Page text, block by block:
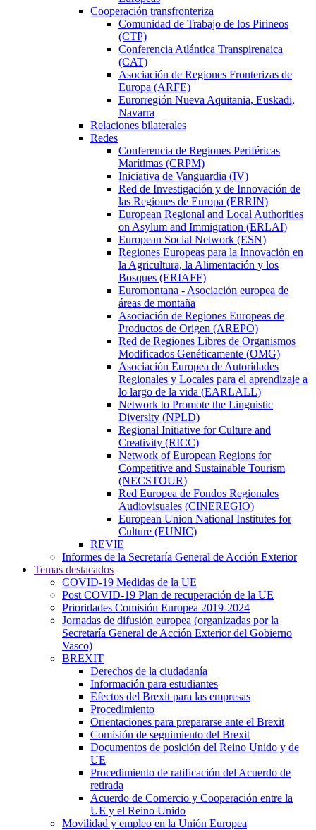
Cooperación transfronteriza
Comunidad de Trabajo de los Pirineos
(CTP)
Conferencia Atlántica Transpirenaica
(CAT)
Asociación de Regiones Fronterizas de
Europa (ARFE)
Eurorregión Nueva Aquitania, Euskadi,
Navarra
Relaciones bilaterales
Redes
Conferencia de Regiones Periféricas
Marítimas (CRPM)
Iniciativa de Vanguardia (IV)
Red de Investigación y de Innovación de
las Regiones de Europa (ERRIN)
European Regional and Local Authorities
on Asylum and Immigration (ERLAI)
European Social Network (ESN)
Regiones Europeas para la Innovación en
la Agricultura, la Alimentación y los
Bosques (ERIAFF)
Euromontana - Asociación europea de
áreas de montaña
Asociación de Regiones Europeas de
Productos de Origen (AREPO)
Red de Regiones Libres de Organismos
Modificados Genéticamente (OMG)
Asociación Europea de Autoridades
Regionales y Locales para el aprendizaje a
lo largo de la vida (EARLALL)
Network to Promote the Linguistic
Diversity (NPLD)
Regional Initiative for Culture and
Creativity (RICC)
Network of European Regions for
Competitive and Sustainable Tourism
(NECSTOUR)
Red Europea de Fondos Regionales
Audiovisuales (CINEREGIO)
European Union National Institutes for
Culture (EUNIC)
REVIE
Informes de la Secretaría General de Acción Exterior
Temas destacados
COVID-19 Medidas de la UE
Post COVID-19 Plan de recuperación de la UE
Prioridades Comisión Europea 2019-2024
Jornadas de difusión europea (organizadas por la
Secretaría General de Acción Exterior del Gobierno
Vasco)
BREXIT
Derechos de la ciudadanía
Información para estudiantes
Efectos del Brexit para las empresas
Procedimiento
Orientaciones para prepararse ante el Brexit
Comisión de seguimiento del Brexit
Documentos de posición del Reino Unido y de
UE
Procedimiento de ratificación del Acuerdo de
retirada
Acuerdo de Comercio y Cooperación entre la
UE y el Reino Unido
Movilidad y empleo en la Unión Europea